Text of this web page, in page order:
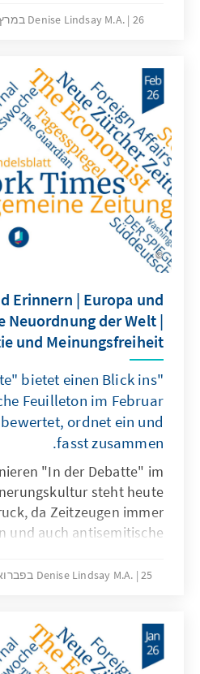
größerer europäischer
deutlich. Demokratien
nicht plötzlich, sondern
vieler äußerer Faktoren
Erosionsprozess. Die
leidet zunehmend
und gesellschaftlichen
aber bleiben
für die Demokratie.
Denise Lindsay M.A. 26 במרץ 2026
Erinnern | Europa und
Neuordnung der Welt |
und Meinungsfreiheit
bietet einen Blick ins
Feuilleton im Februar
ordnet ein und
fasst zusammen.
"In der Debatte" im
steht heute
da Zeitzeugen immer
und auch antisemitische
begegnen, müssen neue
gesellschaftliches
werden. Europa steht
Machtverschiebungen,
Denise Lindsay M.A. 25 בפברואר 2026